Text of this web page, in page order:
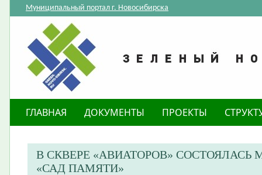
Муниципальный портал г. Новосибирска
ГЛАВНАЯ ДОКУМЕНТЫ ПРОЕКТЫ
В СКВЕРЕ «АВИАТОРОВ»
«САД ПАМЯТИ»